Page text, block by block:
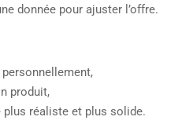
donnée pour ajuster l’offre.
personnellement,
produit,
plus réaliste et plus solide.